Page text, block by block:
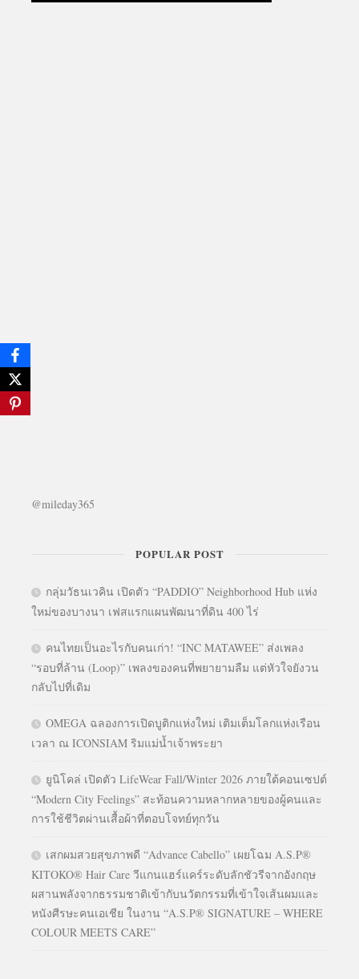
@mileday365
POPULAR POST
กลุ่มวัธนเวคิน เปิดตัว “PADDIO” Neighborhood Hub แห่ง
ใหม่ของบางนา เฟสแรกแผนพัฒนาที่ดิน 400 ไร่
คนไทยเป็นอะไรกับคนเก่า! “INC MATAWEE” ส่งเพลง
“รอบที่ล้าน (Loop)” เพลงของคนที่พยายามลืม แต่หัวใจยังวน
กลับไปที่เดิม
OMEGA ฉลองการเปิดบูติกแห่งใหม่ เติมเต็มโลกแห่งเรือน
เวลา ณ ICONSIAM ริมแม่น้ำเจ้าพระยา
ยูนิโคล่ เปิดตัว LifeWear Fall/Winter 2026 ภายใต้คอนเซปต์
“Modern City Feelings” สะท้อนความหลากหลายของผู้คนและ
การใช้ชีวิตผ่านเสื้อผ้าที่ตอบโจทย์ทุกวัน
เสกผมสวยสุขภาพดี “Advance Cabello” เผยโฉม A.S.P®
KITOKO® Hair Care วีแกนแฮร์แคร์ระดับลักชัวรีจากอังกฤษ
ผสานพลังจากธรรมชาติเข้ากับนวัตกรรมที่เข้าใจเส้นผมและ
หนังศีรษะคนเอเชีย ในงาน “A.S.P® SIGNATURE – WHERE
COLOUR MEETS CARE”